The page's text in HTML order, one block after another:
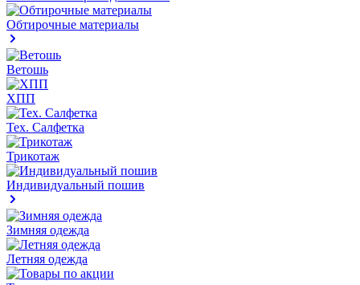
Обтирочные материалы
Ветошь
ХПП
Тех. Салфетка
Трикотаж
Индивидуальный пошив
Зимняя одежда
Летняя одежда